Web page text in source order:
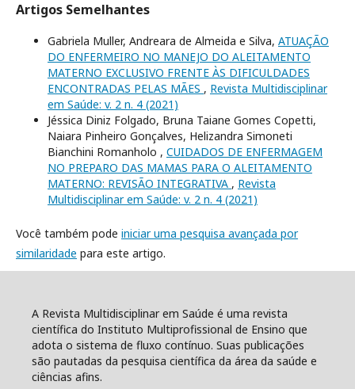
Artigos Semelhantes
Gabriela Muller, Andreara de Almeida e Silva, ATUAÇÃO
DO ENFERMEIRO NO MANEJO DO ALEITAMENTO
MATERNO EXCLUSIVO FRENTE ÀS DIFICULDADES
ENCONTRADAS PELAS MÃES , Revista Multidisciplinar
em Saúde: v. 2 n. 4 (2021)
Jéssica Diniz Folgado, Bruna Taiane Gomes Copetti,
Naiara Pinheiro Gonçalves, Helizandra Simoneti
Bianchini Romanholo , CUIDADOS DE ENFERMAGEM
NO PREPARO DAS MAMAS PARA O ALEITAMENTO
MATERNO: REVISÃO INTEGRATIVA , Revista
Multidisciplinar em Saúde: v. 2 n. 4 (2021)
Você também pode iniciar uma pesquisa avançada por
similaridade para este artigo.
A Revista Multidisciplinar em Saúde é uma revista
científica do Instituto Multiprofissional de Ensino que
adota o sistema de fluxo contínuo. Suas publicações
são pautadas da pesquisa científica da área da saúde e
ciências afins.